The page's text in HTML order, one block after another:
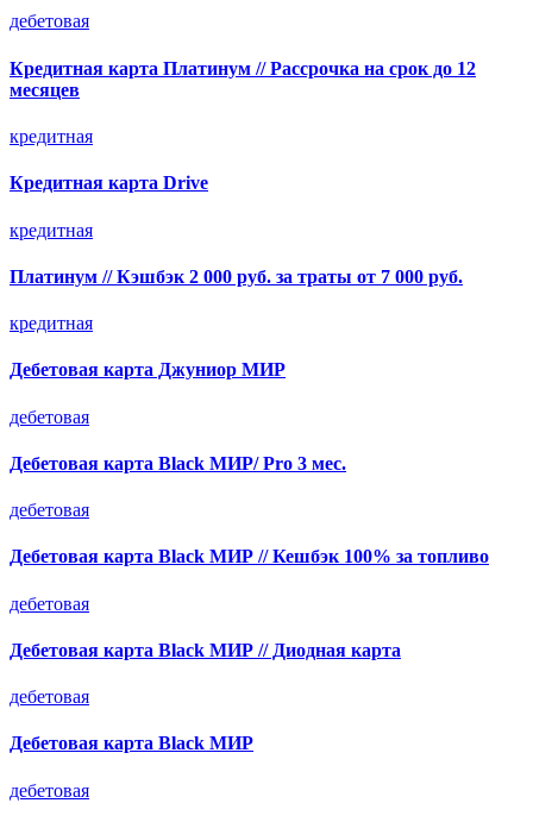
дебетовая
Кредитная карта Платинум // Рассрочка на срок до 12
месяцев
кредитная
Кредитная карта Drive
кредитная
Платинум // Кэшбэк 2 000 руб. за траты от 7 000 руб.
кредитная
Дебетовая карта Джуниор МИР
дебетовая
Дебетовая карта Black МИР/ Pro 3 мес.
дебетовая
Дебетовая карта Black МИР // Кешбэк 100% за топливо
дебетовая
Дебетовая карта Black МИР // Диодная карта
дебетовая
Дебетовая карта Black МИР
дебетовая